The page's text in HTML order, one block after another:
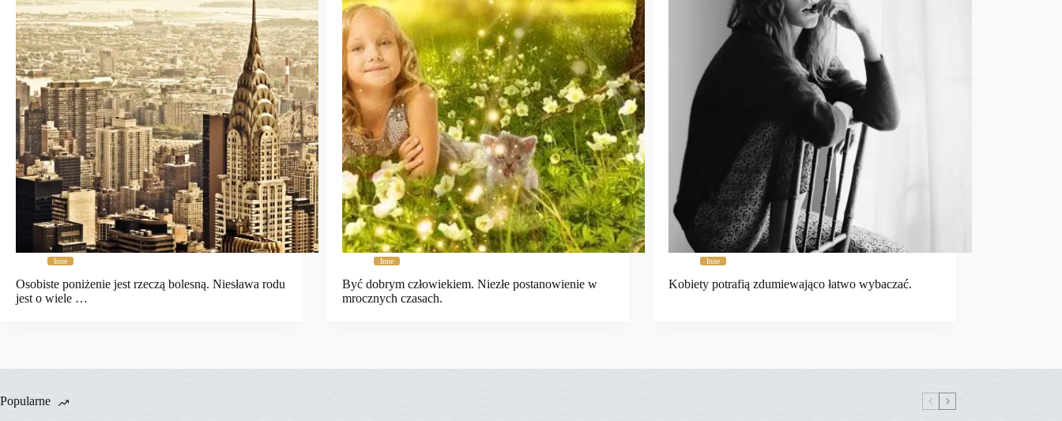
Inne
Osobiste poniżenie jest rzeczą bolesną. Niesława rodu
jest o wiele …
Inne
Być dobrym człowiekiem. Niezłe postanowienie w
mrocznych czasach.
Inne
Kobiety potrafią zdumiewająco łatwo wybaczać.
Popularne